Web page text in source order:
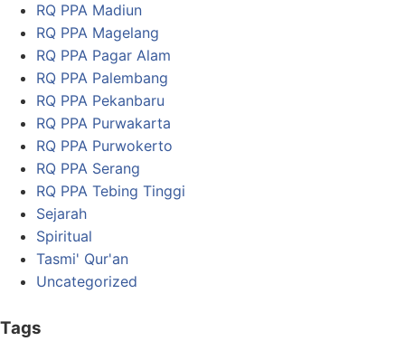
RQ PPA Madiun
RQ PPA Magelang
RQ PPA Pagar Alam
RQ PPA Palembang
RQ PPA Pekanbaru
RQ PPA Purwakarta
RQ PPA Purwokerto
RQ PPA Serang
RQ PPA Tebing Tinggi
Sejarah
Spiritual
Tasmi' Qur'an
Uncategorized
Tags